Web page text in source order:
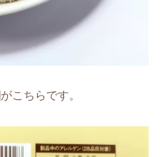
がこちらです。